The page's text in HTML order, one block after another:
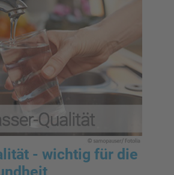
- wichtig für die